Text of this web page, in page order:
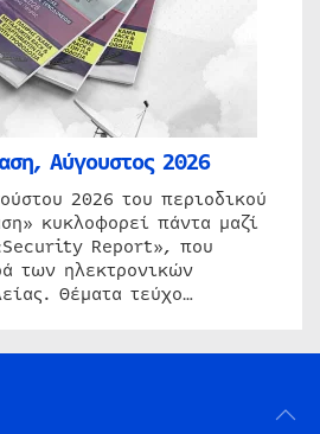
Αύγουστος 2026
2026 του περιοδικού
κυκλοφορεί πάντα μαζί
Report», που
των ηλεκτρονικών
Θέματα τεύχο…